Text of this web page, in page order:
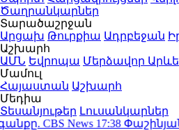
Ծաղրանկարներ
Տարածաշրջան
Արցախ Թուրքիա Ադրբեջան
Աշխարհ
ԱՄՆ Եվրոպա Մերձավոր
Մամուլ
Հայաստան Աշխարհ
Մեդիա
Տեսանյութեր Լուսանկարներ
CBS News17:38Փաշինյանը